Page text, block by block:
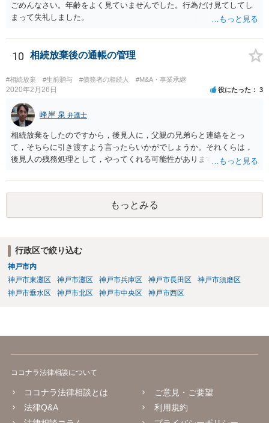
ごめんなさい。年齢をよく見ていませんでした。行為だけ見てしてし
まって失礼しました。
10 相続放棄後の通帳の管理
#相続放棄 #生前贈与 #債務者の相続人 #M&A・事業承継
2020年2月26日 役にたった 3
峰岸 泉 弁護士
相続放棄をしたのですから，後見人に，父親の兄弟らと連絡をとっ
て，そちらに引き渡すよう言ったらいかがでしょうか。それくらは，
後見人の残務処理として，やってくれる可能性があります。 ただ，通
もっとみる
行政区で絞り込む
神戸市内
神戸市東灘区
神戸市灘区 神戸市兵庫区 神戸市長田区
神戸市須磨区
神戸市垂水区
神戸市北区 神戸市中央区 神戸市西区
ココナラ法律相談について
ココナラ法律相談とは
法律Q&A
ご意見・ご要望
利用規約